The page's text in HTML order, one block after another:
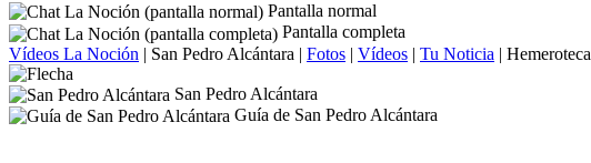
Pantalla normal
Pantalla completa
Vídeos La Noción | San Pedro Alcántara | Fotos | Vídeos | Tu Noticia | Hemeroteca
San Pedro Alcántara
Guía de San Pedro Alcántara